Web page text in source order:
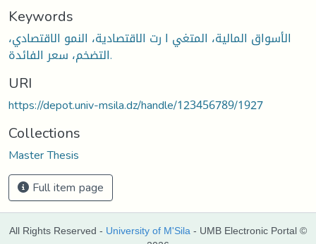
Keywords
الأسواق المالية، المتغي ا رت الاقتصادية، النمو الاقتصادي،
التضخم، سعر الفائدة.
URI
https://depot.univ-msila.dz/handle/123456789/1927
Collections
Master Thesis
Full item page
All Rights Reserved - University of M'Sila - UMB Electronic Portal ©